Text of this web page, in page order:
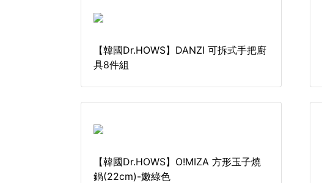
【韓國Dr.HOWS】DANZI 可拆式手把廚
具8件組
【韓國Dr.HOWS】O!MIZA 方形玉子燒
鍋(22cm)-嫩綠色